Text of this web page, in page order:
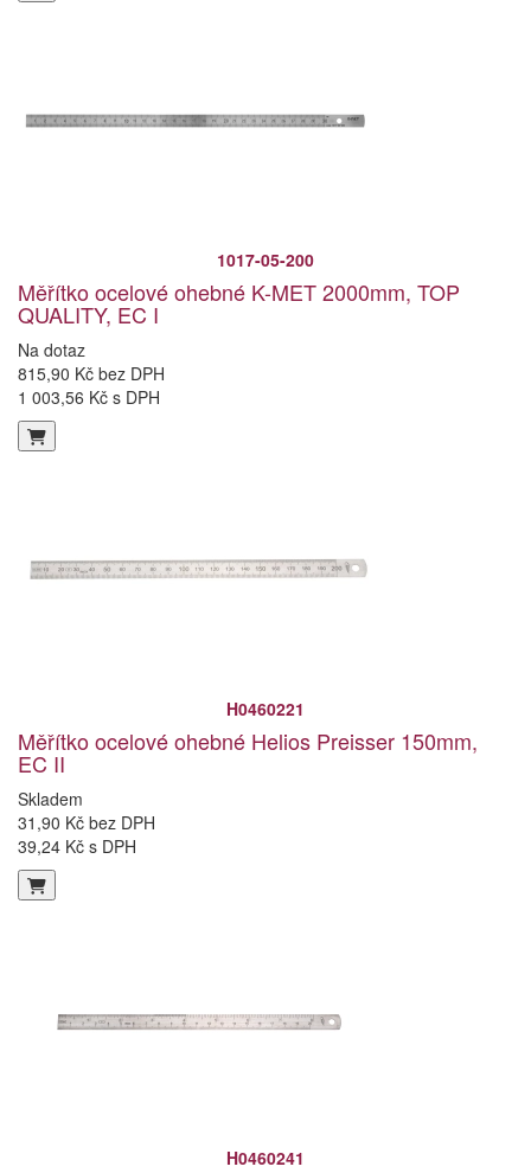
1017-05-200
Měřítko ocelové ohebné K-MET 2000mm, TOP
QUALITY, EC I
Na dotaz
815,90 Kč bez DPH
1 003,56 Kč s DPH
H0460221
Měřítko ocelové ohebné Helios Preisser 150mm,
EC II
Skladem
31,90 Kč bez DPH
39,24 Kč s DPH
H0460241